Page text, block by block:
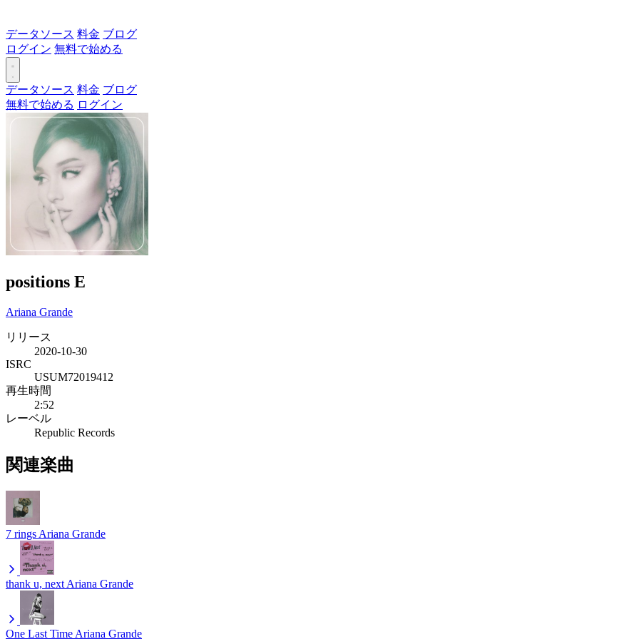
データソース 料金 ブログ
ログイン 無料で始める
データソース 料金 ブログ
無料で始める ログイン
​positions E
Ariana Grande
リリース
2020-10-30
ISRC
USUM72019412
再生時間
2:52
レーベル
Republic Records
関連楽曲
7 rings Ariana Grande
thank u, next Ariana Grande
One Last Time Ariana Grande